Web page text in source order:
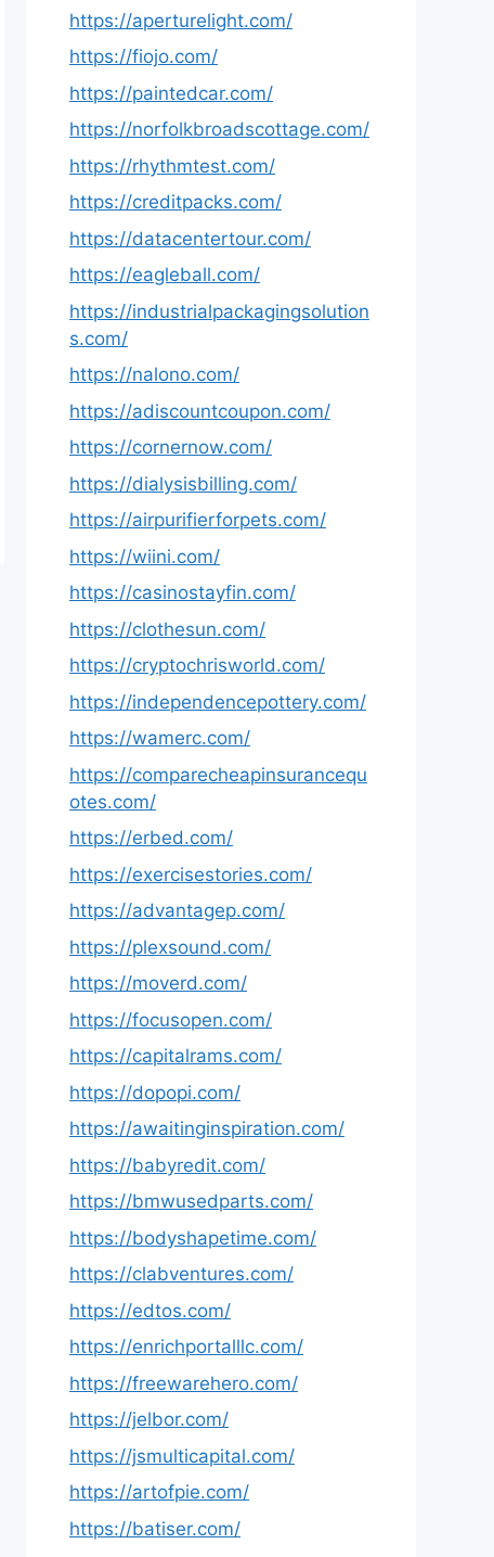
https://aperturelight.com/
https://fiojo.com/
https://paintedcar.com/
https://norfolkbroadscottage.com/
https://rhythmtest.com/
https://creditpacks.com/
https://datacentertour.com/
https://eagleball.com/
https://industrialpackagingsolution
s.com/
https://nalono.com/
https://adiscountcoupon.com/
https://cornernow.com/
https://dialysisbilling.com/
https://airpurifierforpets.com/
https://wiini.com/
https://casinostayfin.com/
https://clothesun.com/
https://cryptochrisworld.com/
https://independencepottery.com/
https://wamerc.com/
https://comparecheapinsurancequ
otes.com/
https://erbed.com/
https://exercisestories.com/
https://advantagep.com/
https://plexsound.com/
https://moverd.com/
https://focusopen.com/
https://capitalrams.com/
https://dopopi.com/
https://awaitinginspiration.com/
https://babyredit.com/
https://bmwusedparts.com/
https://bodyshapetime.com/
https://clabventures.com/
https://edtos.com/
https://enrichportalllc.com/
https://freewarehero.com/
https://jelbor.com/
https://jsmulticapital.com/
https://artofpie.com/
https://batiser.com/